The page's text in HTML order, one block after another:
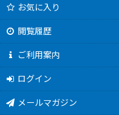
お気に入り
閲覧履歴
ご利用案内
ログイン
メールマガジン